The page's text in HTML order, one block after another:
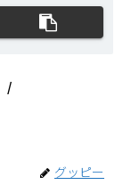
グッピー